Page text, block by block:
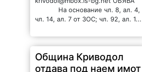
отдава под наем имот
в Ботуня